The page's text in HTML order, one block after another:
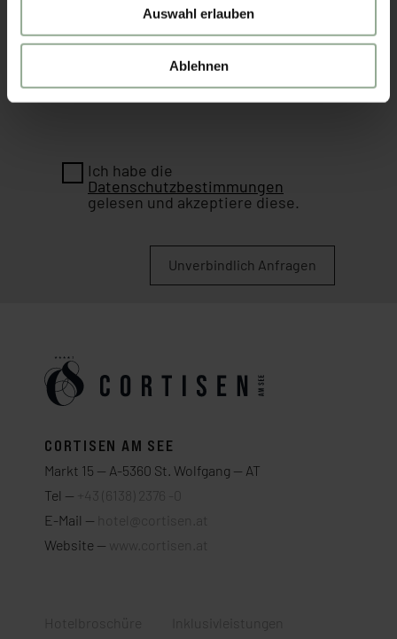
Auswahl erlauben
Ablehnen
Ich habe die
Datenschutzbestimmungen
gelesen und akzeptiere diese.
Unverbindlich Anfragen
CORTISEN AM SEE
Markt 15 — A-5360 St. Wolfgang — AT
Tel —
+43 (6138) 2376 -0
E-Mail —
hotel@cortisen.at
Website —
www.cortisen.at
Hotelbroschüre Inklusivleistungen